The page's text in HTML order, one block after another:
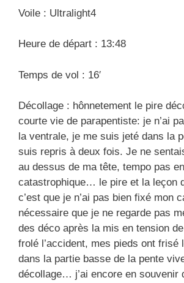
Voile : Ultralight4
Heure de départ : 13:48
Temps de vol : 16′
Décollage : hônnetement le pire
courte vie de parapentiste: je n’ai
la ventrale, je me suis jeté dans la
suis repris à deux fois. Je ne
au dessus de ma tête, tempo pas
catastrophique… le pire et la leçon
c’est que je n’ai pas bien fixé mon
nécessaire que je ne regarde pas
des déco après la mis en tension
frolé l’accident, mes pieds ont frisé
dans la partie basse de la pente
décollage… j’ai encore en souvenir